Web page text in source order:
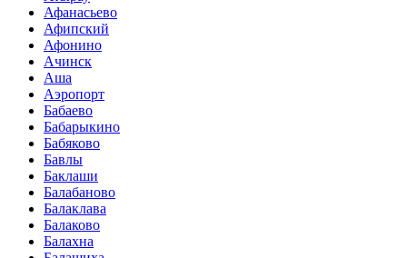
Афанасьево
Афипский
Афонино
Ачинск
Аша
Аэропорт
Бабаево
Бабарыкино
Бабяково
Бавлы
Баклаши
Балабаново
Балаклава
Балаково
Балахна